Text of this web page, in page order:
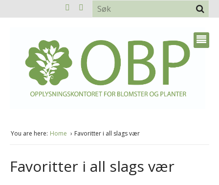
You are here: Home Favoritter i all slags vær
Favoritter i all slags vær